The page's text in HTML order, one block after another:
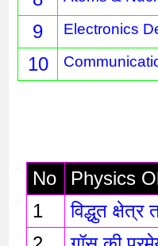
9 Electronics
10
No
Physics
1
विद्धुत